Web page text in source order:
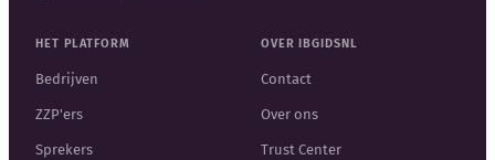
HET PLATFORM
Bedrijven
ZZP'ers
Sprekers
OVER IBGIDSNL
Contact
Over ons
Trust Center